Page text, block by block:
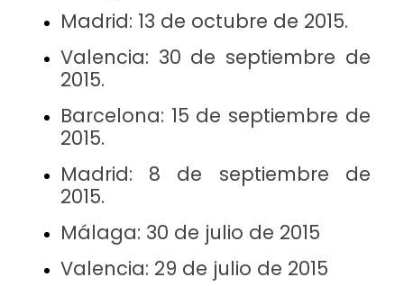
Madrid: 13 de octubre de 2015.
Valencia: 30 de septiembre de
2015.
Barcelona: 15 de septiembre de
2015.
Madrid: 8 de septiembre de
2015.
Málaga: 30 de julio de 2015
Valencia: 29 de julio de 2015